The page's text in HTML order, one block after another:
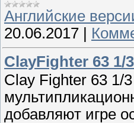
Английские
20.06.2017
ClayFighter 63 1/
Clay Fighter 63 1/
добавляют игре